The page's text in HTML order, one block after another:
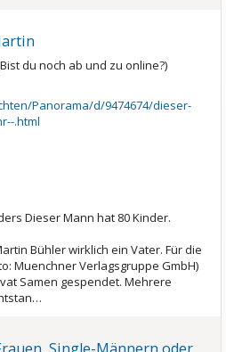
du noch ab und zu online?)
Panorama/d/9474674/dieser-
.html
Dieser Mann hat 80 Kinder.
Bühler wirklich ein Vater. Für die
Muenchner Verlagsgruppe GmbH)
Samen gespendet. Mehrere